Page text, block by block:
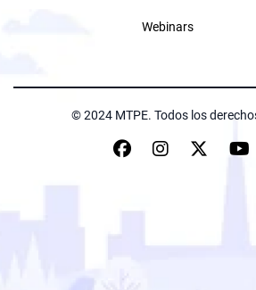
Webinars
© 2024 MTPE. Todos los